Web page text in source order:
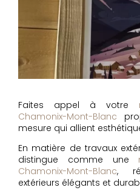
Faites appel à votre
Chamonix-Mont-Blanc
mesure qui allient
En matière de travaux
distingue comme une
Chamonix-Mont-Blanc,
extérieurs élégants et